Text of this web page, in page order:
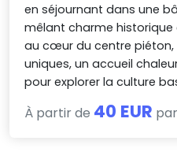
en séjournant dans une
mêlant charme
au cœur du centre piéton,
uniques, un accueil
pour explorer la culture
À partir de 40 EUR